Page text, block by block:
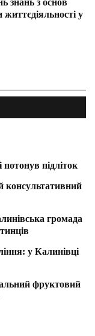
знань з основ
життєдіяльності у
підліток
консультативний
громада
у Калинівці
фруктовий